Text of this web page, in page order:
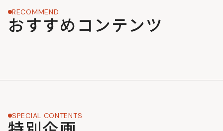
RECOMMEND
おすすめコンテンツ
SPECIAL CONTENTS